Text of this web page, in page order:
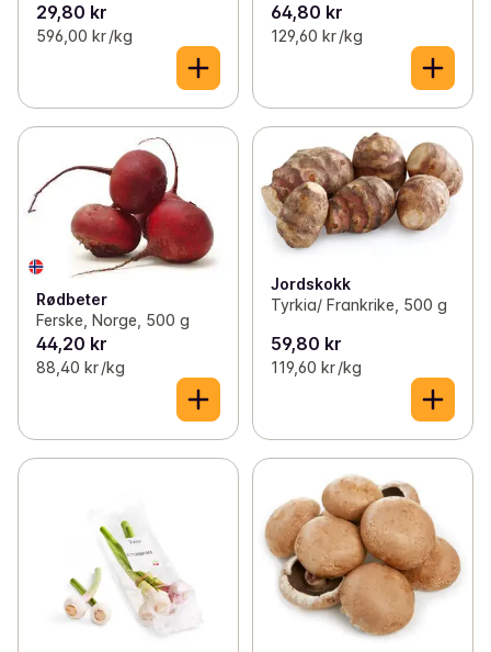
29,80 kr
596,00 kr /kg
64,80 kr
129,60 kr /kg
Rødbeter
Ferske, Norge, 500 g
44,20 kr
88,40 kr /kg
Jordskokk
Tyrkia/ Frankrike, 500 g
59,80 kr
119,60 kr /kg